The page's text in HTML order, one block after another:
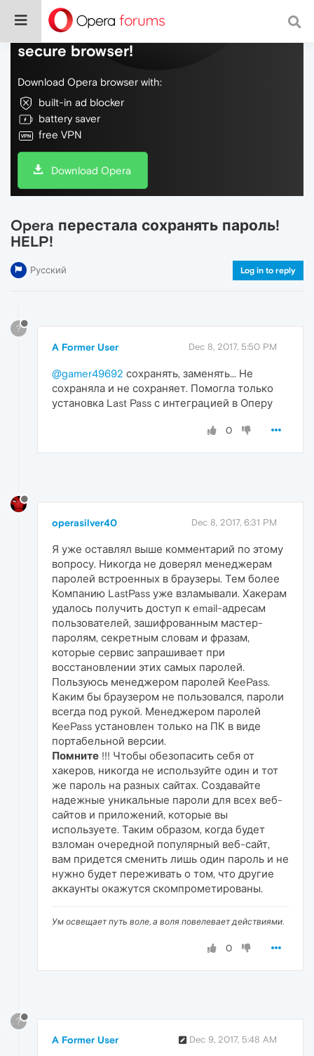
Do more on the web, with a fast and
secure browser!
Download Opera browser with:
built-in ad blocker
battery saver
free VPN
Download Opera
Opera перестала сохранять пароль!
HELP!
Русский Log in to reply
?
A Former User Dec 8, 2017, 5:50 PM
@gamer49692 сохранять, заменять... Не
сохраняла и не сохраняет. Помогла только
установка Last Pass с интеграцией в Оперу
0
operasilver40 Dec 8, 2017, 6:31 PM
Я уже оставлял выше комментарий по этому
вопросу. Никогда не доверял менеджерам
паролей встроенных в браузеры. Тем более
Компанию LastPass уже взламывали. Хакерам
удалось получить доступ к email-адресам
пользователей, зашифрованным мастер-
паролям, секретным словам и фразам,
которые сервис запрашивает при
восстановлении этих самых паролей.
Пользуюсь менеджером паролей KeePass.
Каким бы браузером не пользовался, пароли
всегда под рукой. Менеджером паролей
KeePass установлен только на ПК в виде
портабельной версии.
Помните !!! Чтобы обезопасить себя от
хакеров, никогда не используйте один и тот
же пароль на разных сайтах. Создавайте
надежные уникальные пароли для всех веб-
сайтов и приложений, которые вы
используете. Таким образом, когда будет
взломан очередной популярный веб-сайт,
вам придется сменить лишь один пароль и не
нужно будет переживать о том, что другие
аккаунты окажутся скомпрометированы.
Ум освещает путь воле, а воля повелевает действиями.
0
?
A Former User Dec 9, 2017, 5:48 AM